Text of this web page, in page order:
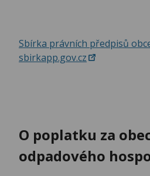
Sbírka právních předpisů
sbirkapp.gov.cz
O poplatku za
odpadového